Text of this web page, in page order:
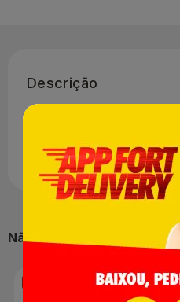
Descrição
Experimente o Novo Colgate
fórmula com micropartículas
formação de tártaro e
contra bactérias.
Não perca nossas ofertas: